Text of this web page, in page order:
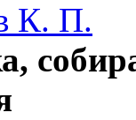
К. П.